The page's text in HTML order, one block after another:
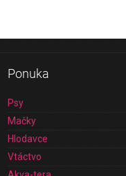
Ponuka
Psy
Mačky
Hlodavce
Vtáctvo